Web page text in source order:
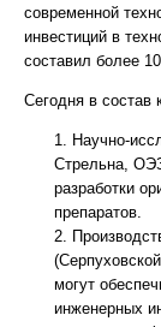
современной
инвестиций в
составил более
Сегодня в состав
Научно-
Стрельна,
разработки
препаратов.
могут
инженерных